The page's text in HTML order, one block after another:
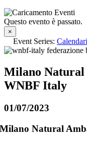
Questo evento è passato.
×
Event Series:
Milano Natural
WNBF Italy
01/07/2023
Milano Natural